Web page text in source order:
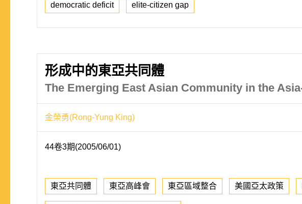
democratic deficit elite-citizen gap
形成中的東亞共同體
The Emerging East Asian Community in the
金榮勇(Rong-Yung King)
44卷3期(2005/06/01)
東亞共同體 東亞高峰會 東亞區域整合 美國亞太政策